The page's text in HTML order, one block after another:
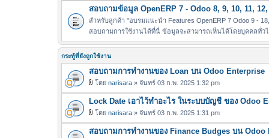
สอบถามข้อมูล OpenERP 7 - Odoo 8, 9, 10, 11,
สำหรับลูกค้า "อบรมแนะนำ Features OpenERP 7 Odoo 9 -
สอบถามการใช้งานได้ที่นี่ ข้อมูลจะสามารถเห็นได้โดยบุคคลทั่ว
กระทู้ที่ยังถูกใช้งาน
สอบถามการทำงานของ Loan บน Odoo Enterprise
ฟ
ล์
แ
น
โดย narisara » จันทร์ 03 ก.พ. 2025 1:32 pm
Lock Date เอาไว้ทำอะไร ในระบบบัญชี ของ Odoo
ฟ
โดย narisara » จันทร์ 03 ก.พ. 2025 1:31 pm
สอบถามการทำงานของ Finance Budges บน Odoo